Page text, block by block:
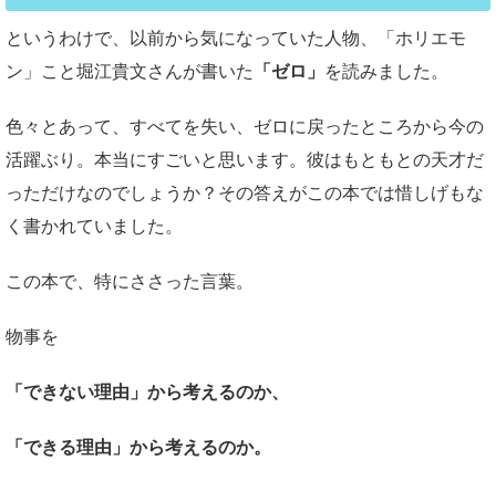
というわけで、以前から気になっていた人物、「ホリエモ
ン」こと堀江貴文さんが書いた
「ゼロ」 を読みました。
色々とあって、すべてを失い、ゼロに戻ったところから今の
活躍ぶり。本当にすごいと思います。彼はもともとの天才だ
っただけなのでしょうか？その答えがこの本では惜しげもな
く書かれていました。
この本で、特にささった言葉。
物事を
「できない理由」から考えるのか、
「できる理由」から考えるのか。